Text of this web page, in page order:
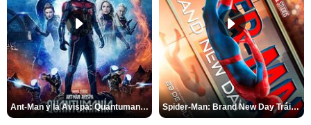
Ant-Man y la Avispa: Quantumanía Tráiler (2) Spider-Man: Brand New Day Tráiler (3)